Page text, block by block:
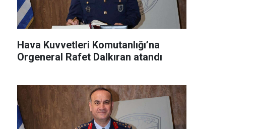
Hava Kuvvetleri Komutanlığı’na
Orgeneral Rafet Dalkıran atandı